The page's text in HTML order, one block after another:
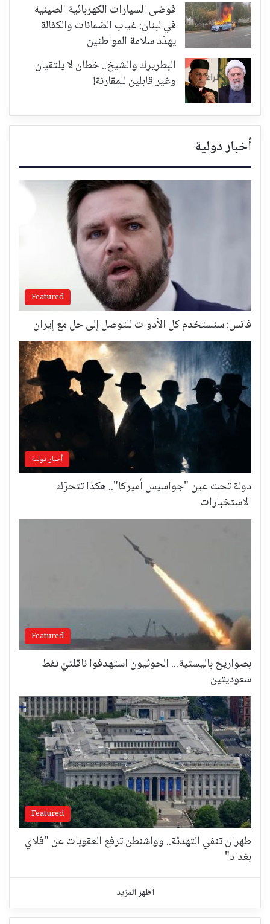
فوضى السيارات الكهربائية الصينية
في لبنان: غياب الضمانات والكفالة
يهدّد سلامة المواطنين
البطريرك والشيخ.. خطان لا يلتقيان
وغير قابلين للمقارنة!
أخبار دولية
Featured
فانس: سنستخدم كل الأدوات للتوصل إلى حل مع إيران
أخبار دولية
دولة تحت عين "جواسيس أميركا".. هكذا تتحرّك
الاستخبارات
Featured
بصواريخ باليستية... الحوثيون استهدفوا ناقلتيّ نفط
سعوديتين
Featured
طهران تنفي التهدئة.. وواشنطن ترفع العقوبات عن "فلاي
بغداد"
اظهر المزيد